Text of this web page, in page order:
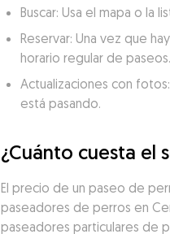
Buscar: Usa el mapa o la
Reservar: Una vez que
horario regular de paseos.
Actualizaciones con
está pasando.
¿Cuánto cuesta el
El precio de un paseo de
paseadores de perros en
paseadores particulares de